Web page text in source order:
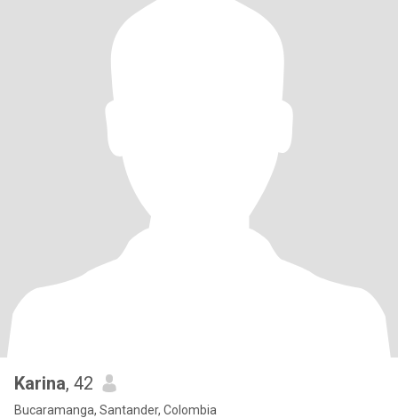
Karina, 42
Bucaramanga, Santander, Colombia